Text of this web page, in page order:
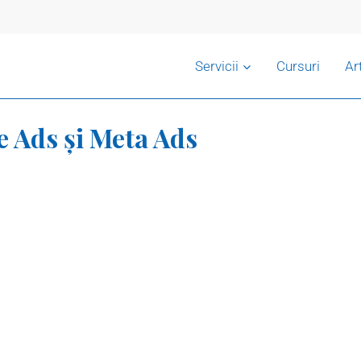
Servicii Cursuri
și Meta Ads